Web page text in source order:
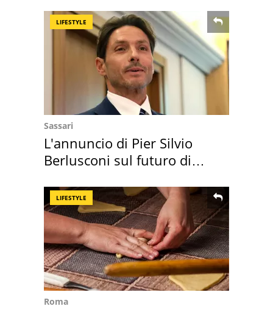
LIFESTYLE
Sassari
L'annuncio di Pier Silvio
Berlusconi sul futuro di
LIFESTYLE
Roma